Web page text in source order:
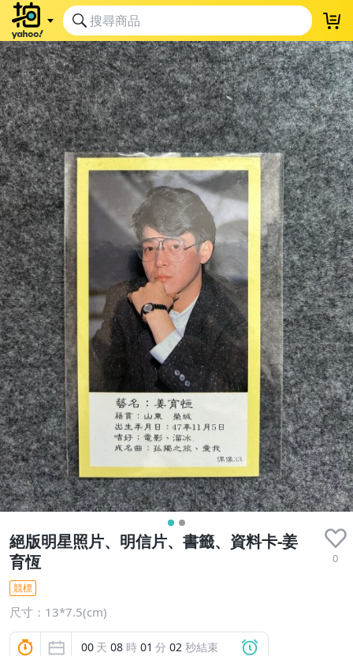
絕版明星照片、明信片、書籤、資料卡-姜
育恆
0
競標
尺寸：13*7.5(cm)
00 天 08 時 01 分 02 秒結束